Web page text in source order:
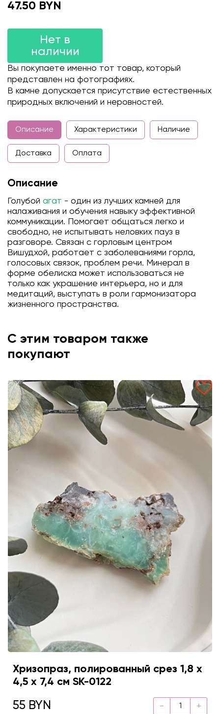
47.50 BYN
Нет в
наличии
Вы покупаете именно тот товар, который
представлен на фотографиях.
В камне допускается присутствие естественных
природных включений и неровностей.
Описание Характеристики Наличие
Доставка Оплата
Описание
Голубой агат - один из лучших камней для
налаживания и обучения навыку эффективной
коммуникации. Помогает общаться легко и
свободно, не испытывать неловких пауз в
разговоре. Связан с горловым центром
Вишудхой, работает с заболеваниями горла,
голосовых связок, проблем речи. Минерал в
форме обелиска может использоваться не
только как украшение интерьера, но и для
медитаций, выступать в роли гармонизатора
жизненного пространства.
С этим товаром также
покупают
Хризопраз, полированный срез 1,8 х
4,5 х 7,4 см SK-0122
55 BYN